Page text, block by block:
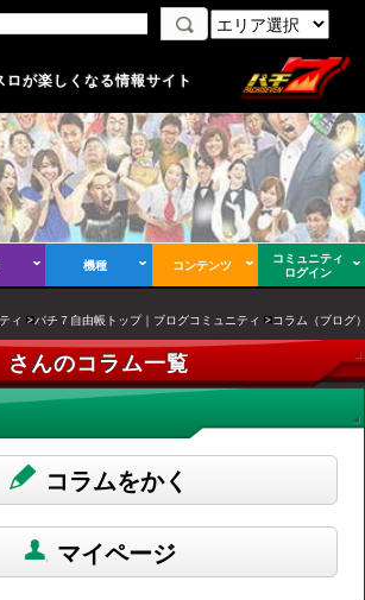
が楽しくなる情報サイト
機種 コンテンツ
コミュニティ
ログイン
ィ パチ７自由帳トップ｜ブログコミュニティ コラム（ブログ
さんのコラム一覧
コラムをかく
マイページ